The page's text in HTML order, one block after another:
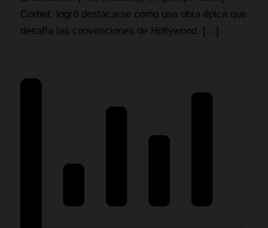
Corbet, logró destacarse como una obra épica que
desafía las convenciones de Hollywood. […]